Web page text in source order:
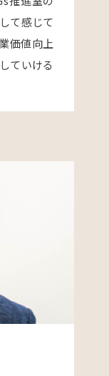
て感じて
価値向上
ていける